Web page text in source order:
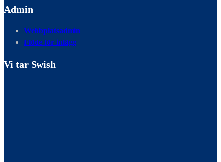
Admin
Webbplatsadmin
Flöde för inlägg
Vi tar Swish